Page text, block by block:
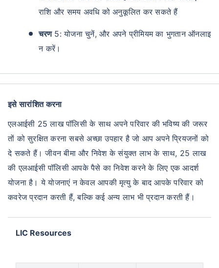
राशि और समय अवधि को अनुकूलित कर सकते हैं
चरण5: योजना चुनें, और अपने प्रीमियम का भुगतान ऑनलाइ
न करें।
इसे सारांशित करना
एलआईसी 25 लाख पॉलिसी के साथ अपने परिवार की भविष्य की जरूर
तों को सुरक्षित करना सबसे अच्छा उपहार है जो आप अपने प्रियजनों को
दे सकते हैं। जीवन बीमा और निवेश के संयुक्त लाभ के साथ, 25 लाख
की एलआईसी पॉलिसी आपके पैसे का निवेश करने के लिए एक आदर्श
योजना है। ये योजनाएं न केवल आपकी मृत्यु के बाद आपके परिवार को
कवरेज प्रदान करती हैं, बल्कि कई अन्य लाभ भी प्रदान करती हैं।
LIC Resources